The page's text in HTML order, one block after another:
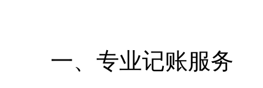
一、专业记账服务